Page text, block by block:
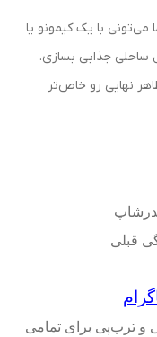
می‌تونی با یک کیمونو یا
ساحلی جذابی بسازی.
نهایی رو خاص‌تر
قبلی
و ترب‌پی برای تمامی